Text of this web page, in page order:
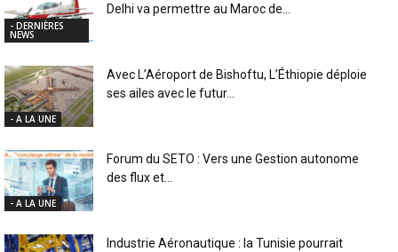
- DERNIÈRES
NEWS
Delhi va permettre au Maroc de...
- A LA UNE
Avec L’Aéroport de Bishoftu, L’Éthiopie déploie
ses ailes avec le futur...
- A LA UNE
Forum du SETO : Vers une Gestion autonome
des flux et...
Industrie Aéronautique : la Tunisie pourrait